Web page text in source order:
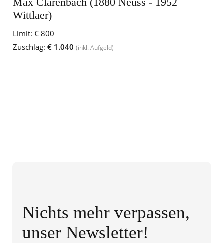
Wittlaer)
Limit: € 800
Zuschlag: € 1.040 (inkl. Aufgeld)
Nichts mehr verpassen,
unser Newsletter!